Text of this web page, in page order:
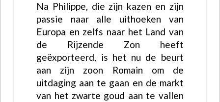
Na Philippe, die zijn kazen en zijn
passie naar alle uithoeken van
Europa en zelfs naar het Land van
de Rijzende Zon heeft
geëxporteerd, is het nu de beurt
aan zijn zoon Romain om de
uitdaging aan te gaan en de markt
van het zwarte goud aan te vallen